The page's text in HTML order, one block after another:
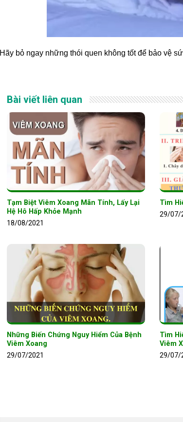
Hãy bỏ ngay những thói quen không tốt để bảo vệ
Bài viết liên quan
Tạm Biệt Viêm Xoang Mãn Tính, Lấy Lại
Hệ Hô Hấp Khỏe Mạnh
18/08/2021
Tìm
29/07/
Những Biến Chứng Nguy Hiểm Của Bệnh
Viêm Xoang
29/07/2021
Tìm
Viêm
29/07/